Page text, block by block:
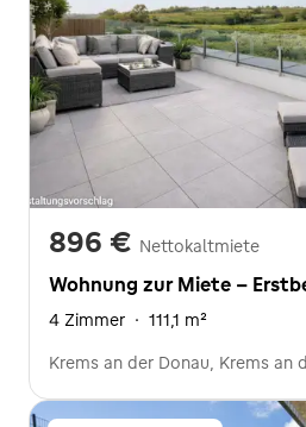
896 € Nettokaltmiete
Wohnung zur Miete -
4 Zimmer · 111,1 m²
Krems an der Donau, Krems an